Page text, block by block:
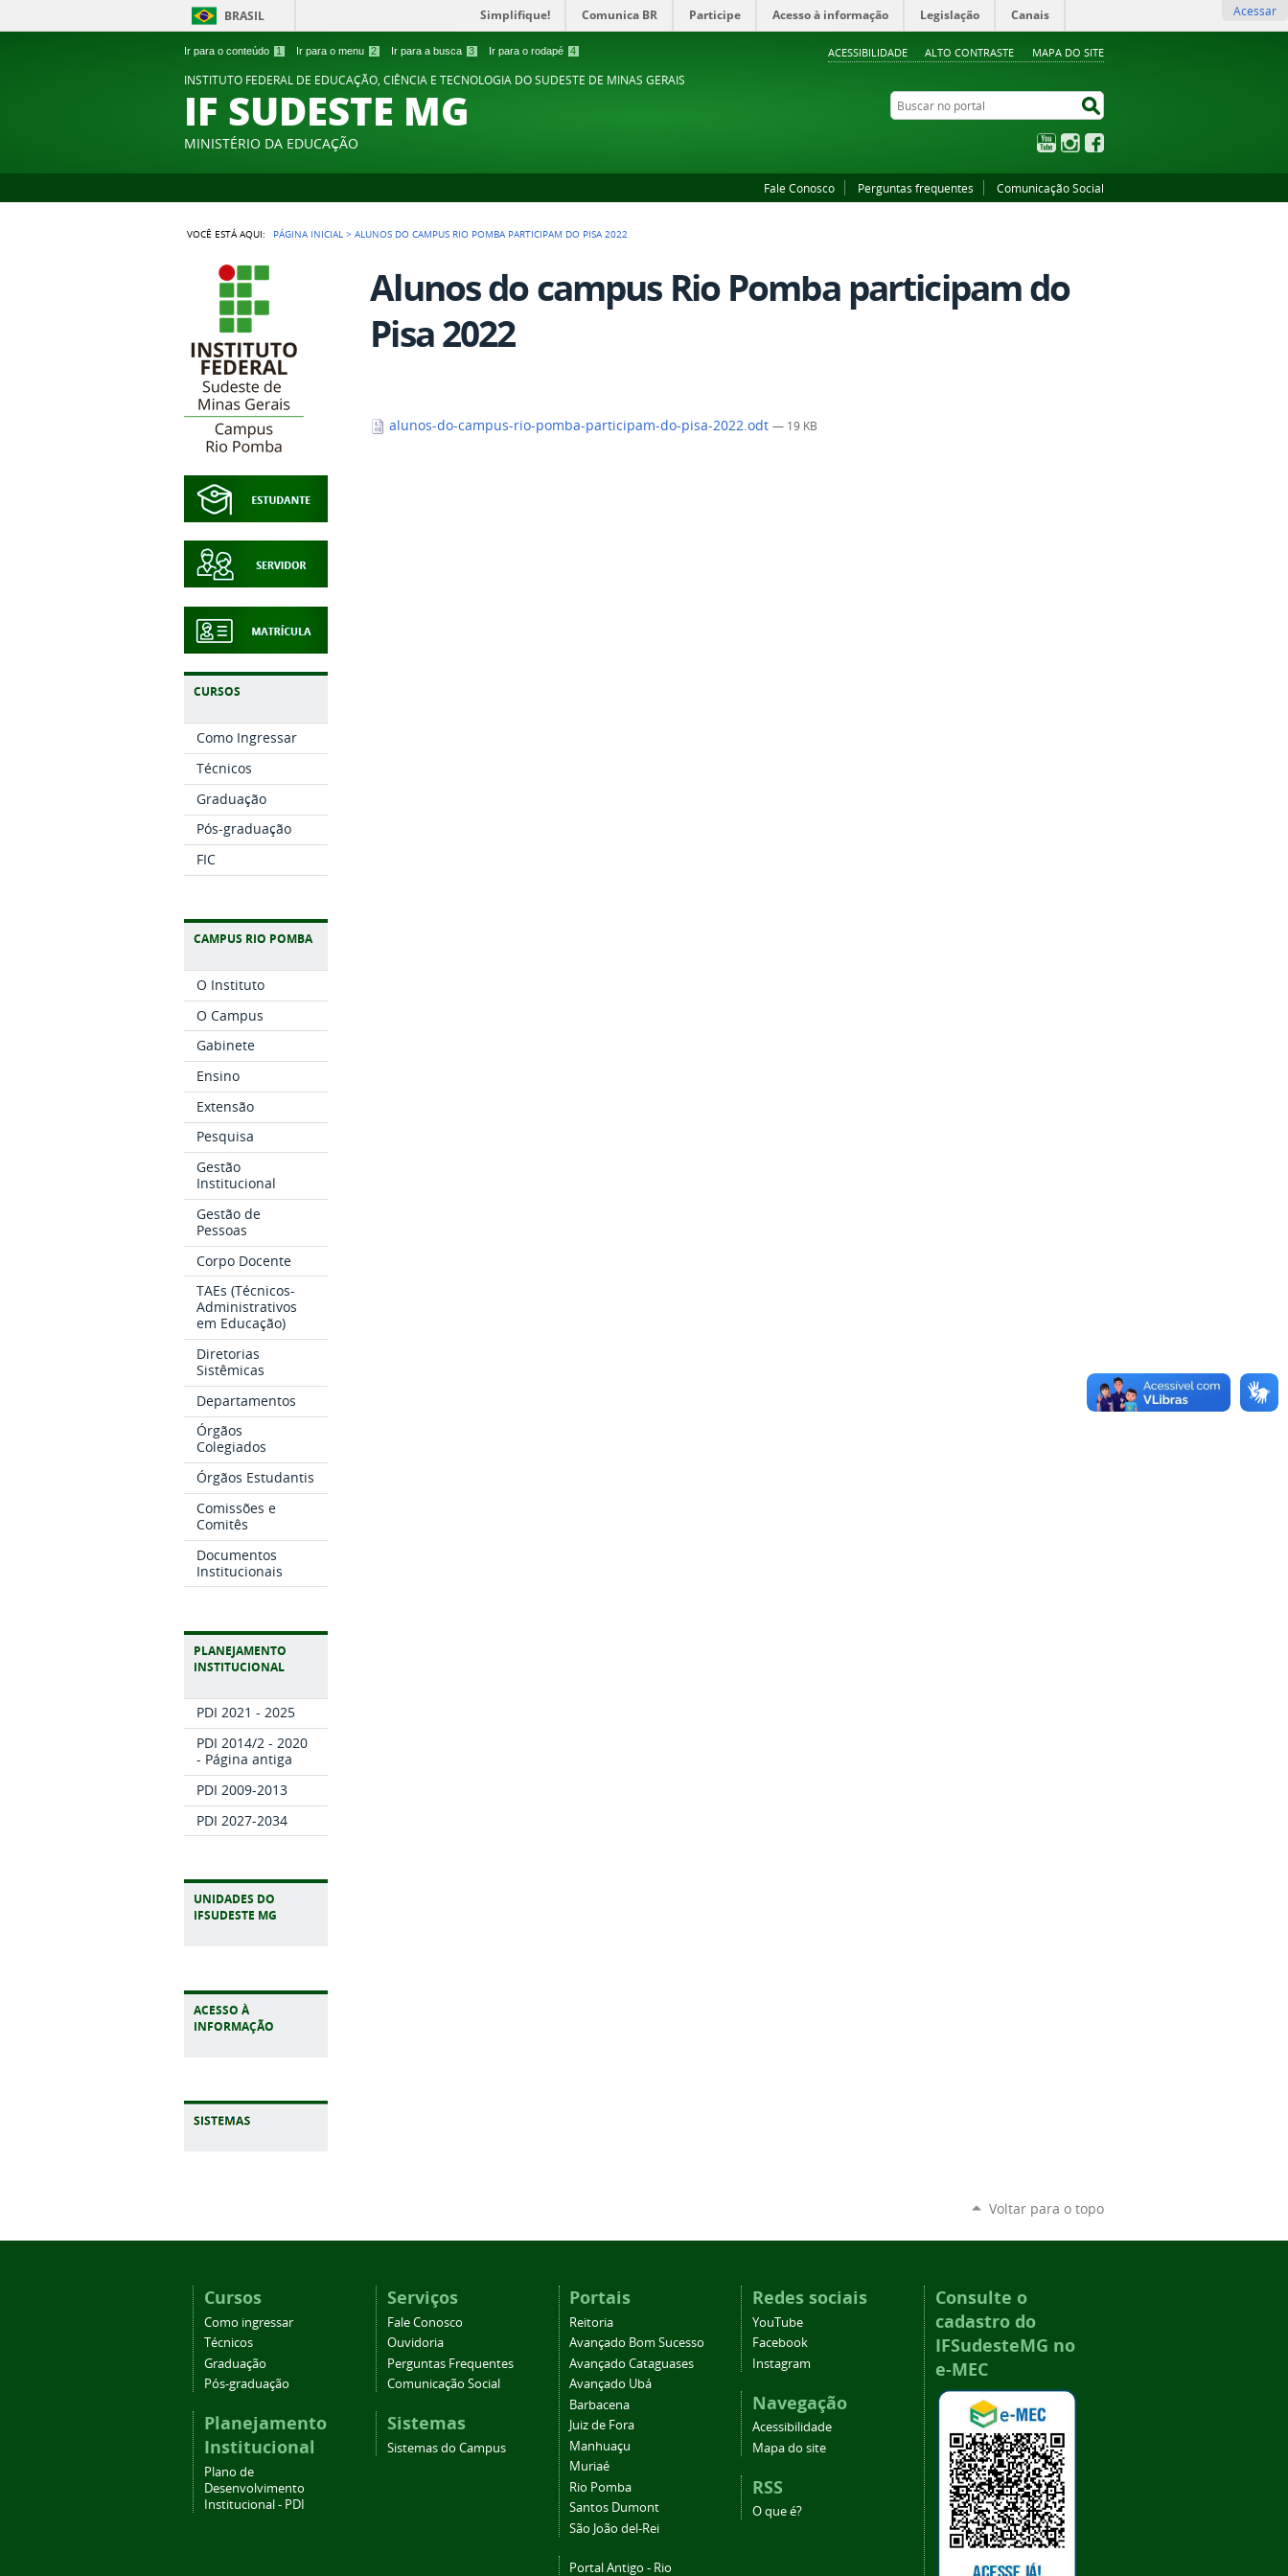
Ir para o conteúdo 1 Ir para o menu 2 Ir para a busca 3 Ir para o rodapé 4 ACESSIBILIDADE ALTO CONTRASTE MAPA DO SITE
BRASIL Simplifique! Comunica BR Participe Acesso à informação Legislação Canais Acessar
INSTITUTO FEDERAL DE EDUCAÇÃO, CIÊNCIA E TECNOLOGIA DO SUDESTE DE MINAS GERAIS
IF SUDESTE MG
MINISTÉRIO DA EDUCAÇÃO
Buscar no portal
YouTubeInstagram
Fale Conosco Perguntas frequentes Comunicação Social
VOCÊ ESTÁ AQUI: PÁGINA INICIAL >ALUNOS DO CAMPUS RIO POMBA PARTICIPAM DO PISA 2022
CURSOS
Como Ingressar
Técnicos
Graduação
Pós-graduação
FIC
CAMPUS RIO POMBA
O Instituto
O Campus
Gabinete
Ensino
Extensão
Pesquisa
Gestão
Institucional
Gestão de
Pessoas
Corpo Docente
TAEs (Técnicos-
Administrativos
em Educação)
Diretorias
Sistêmicas
Departamentos
Órgãos
Colegiados
Órgãos Estudantis
Comissões e
Comitês
Documentos
Institucionais
PLANEJAMENTO
INSTITUCIONAL
PDI 2021 - 2025
PDI 2014/2 - 2020
- Página antiga
PDI 2009-2013
PDI 2027-2034
UNIDADES DO
IFSUDESTE MG
ACESSO À
INFORMAÇÃO
Alunos do campus Rio Pomba participam do
Pisa 2022
alunos-do-campus-rio-pomba-participam-do-pisa-2022.odt— 19 KB
Voltar para o topo
Cursos
Como ingressar
Técnicos
Graduação
Pós-graduação
Planejamento
Institucional
Plano de
Desenvolvimento
Institucional - PDI
Serviços
Fale Conosco
Ouvidoria
Perguntas Frequentes
Comunicação Social
Sistemas
Sistemas do Campus
Portais
Reitoria
Avançado Bom Sucesso
Avançado Cataguases
Avançado Ubá
Barbacena
Juiz de Fora
Manhuaçu
Muriaé
Rio Pomba
Santos Dumont
São João del-Rei
Portal Antigo - Rio
Redes sociais
YouTube
Facebook
Instagram
Navegação
Acessibilidade
Mapa do site
RSS
O que é?
Consulte o
cadastro do
IFSudesteMG no
e-MEC